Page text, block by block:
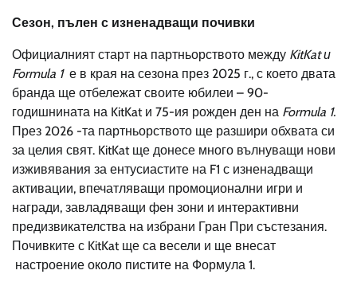
Сезон, пълен с изненадващи почивки
Официалният старт на партньорството между KitKatи
Formula 1 е в края на сезона през 2025 г., с което двата
бранда ще отбележат своите юбилеи – 90-
годишнината на KitKat и 75-ия рожден ден на Formula 1.
През 2026 -та партньорството ще разшири обхвата си
за целия свят. KitKat ще донесе много вълнуващи нови
изживявания за ентусиастите на F1 с изненадващи
активации, впечатляващи промоционални игри и
награди, завладяващи фен зони и интерактивни
предизвикателства на избрани Гран При състезания.
Почивките с KitKat ще са весели и ще внесат
настроение около пистите на Формула 1.